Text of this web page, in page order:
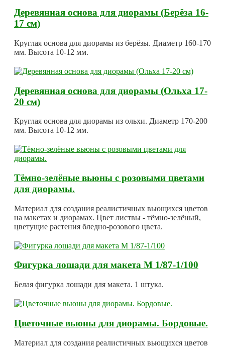
Деревянная основа для диорамы (Берёза 16-
17 см)
Круглая основа для диорамы из берёзы. Диаметр 160-170
мм. Высота 10-12 мм.
Деревянная основа для диорамы (Ольха 17-
20 см)
Круглая основа для диорамы из ольхи. Диаметр 170-200
мм. Высота 10-12 мм.
Тёмно-зелёные вьюны с розовыми цветами
для диорамы.
Материал для создания реалистичных вьющихся цветов
на макетах и диорамах. Цвет листвы - тёмно-зелёный,
цветущие растения бледно-розового цвета.
Фигурка лошади для макета М 1/87-1/100
Белая фигурка лошади для макета. 1 штука.
Цветочные вьюны для диорамы. Бордовые.
Материал для создания реалистичных вьющихся цветов